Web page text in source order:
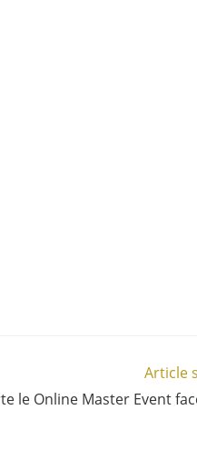
Article
le Online Master Event